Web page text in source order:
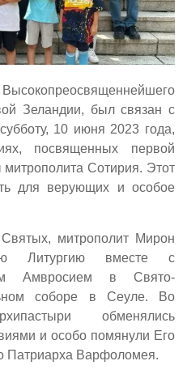
Зеландии, был связан с
10 июня 2023 года,
посвященных первой
Сотирия. Этот
для верующих и особое
митрополит Мирон
Литургию вместе с
Амвросием в Свято-
соборе в Сеуле. Во
обменялись
и особо помянули Его
Патриарха Варфоломея.